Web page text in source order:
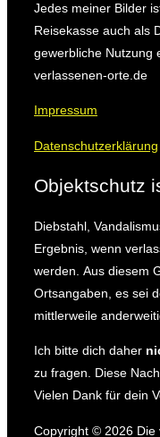
Jedes meiner Bilder
Reisekasse auch als
gewerbliche Nutzung
verlassenen-orte.de
Impressum
Datenschutzerklärung
Objektschutz
Diebstahl,
Ergebnis, wenn
werden. Aus diesem
Ortsangaben, es sei
mittlerweile
Ich bitte dich daher
zu fragen. Diese
Vielen Dank für dein
Copyright © 2026 Die